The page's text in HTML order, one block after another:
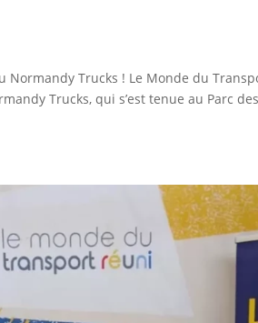
Normandy Trucks ! Le Monde du
Trucks, qui s’est tenue au Parc